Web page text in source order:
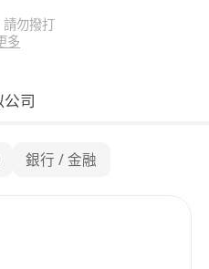
勿撥打
多
司
銀行 / 金融